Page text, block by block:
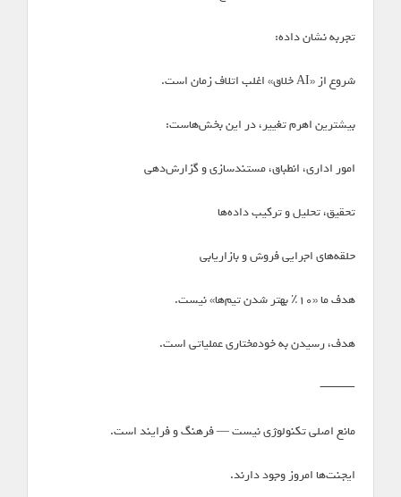
تجربه نشان داده:
شروع از «AI خلاق» اغلب اتلاف زمان است.
بیشترین اهرم تغییر، در این بخش‌هاست:
امور اداری، انطباق، مستندسازی و گزارش‌دهی
تحقیق، تحلیل و ترکیب داده‌ها
حلقه‌های اجرایی فروش و بازاریابی
هدف ما «۱۰٪ بهتر شدن تیم‌ها» نیست.
هدف، رسیدن به خودمختاری عملیاتی است.
⸻
مانع اصلی تکنولوژی نیست — فرهنگ و فرایند است.
ایجنت‌ها امروز وجود دارند.